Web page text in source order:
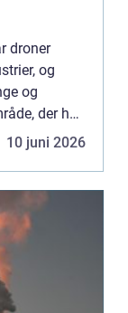
droner
og
og
der har
10 juni 2026